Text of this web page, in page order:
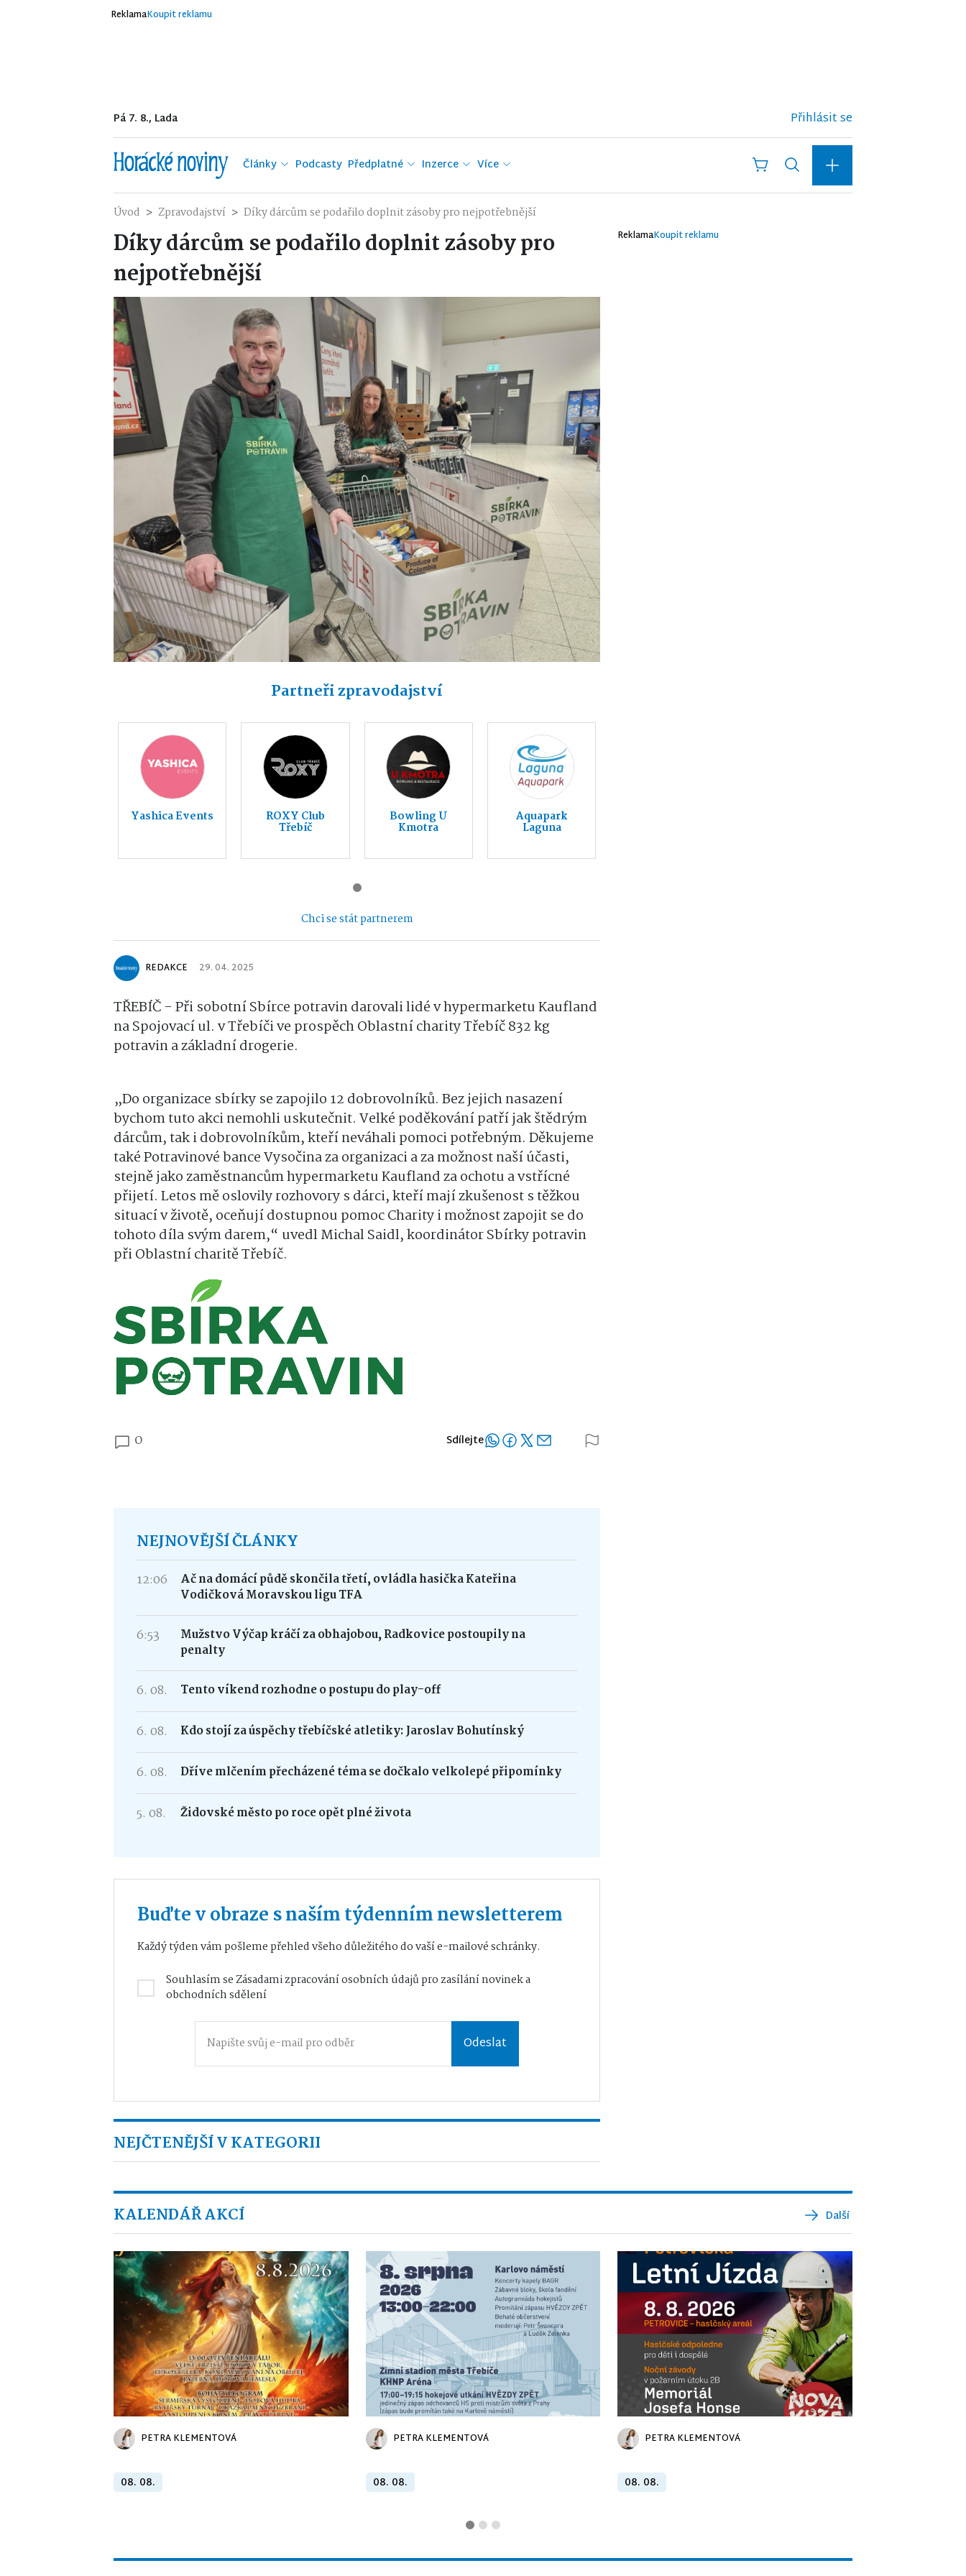
ReklamaKoupit reklamu
Pá 7. 8., Lada Přihlásit se
Články Podcasty Předplatné Inzerce Více
Úvod Zpravodajství Díky dárcům se podařilo doplnit zásoby pro nejpotřebnější
Díky dárcům se podařilo doplnit zásoby pro
nejpotřebnější
Partneři zpravodajství
Yashica Events ROXY Club
Třebíč
Bowling U
Kmotra
Aquapark
Laguna
Chci se stát partnerem
REDAKCE 29. 04. 2025
TŘEBÍČ - Při sobotní Sbírce potravin darovali lidé v hypermarketu Kaufland
na Spojovací ul. v Třebíči ve prospěch Oblastní charity Třebíč 832 kg
potravin a základní drogerie.
„Do organizace sbírky se zapojilo 12 dobrovolníků. Bez jejich nasazení
bychom tuto akci nemohli uskutečnit. Velké poděkování patří jak štědrým
dárcům, tak i dobrovolníkům, kteří neváhali pomoci potřebným. Děkujeme
také Potravinové bance Vysočina za organizaci a za možnost naší účasti,
stejně jako zaměstnancům hypermarketu Kaufland za ochotu a vstřícné
přijetí. Letos mě oslovily rozhovory s dárci, kteří mají zkušenost s těžkou
situací v životě, oceňují dostupnou pomoc Charity i možnost zapojit se do
tohoto díla svým darem,“ uvedl Michal Saidl, koordinátor Sbírky potravin
při Oblastní charitě Třebíč.
0 Sdílejte
NEJNOVĚJŠÍ ČLÁNKY
12:06
Ač na domácí půdě skončila třetí, ovládla hasička Kateřina
Vodičková Moravskou ligu TFA
6:53
Mužstvo Výčap kráčí za obhajobou, Radkovice postoupily na
penalty
6. 08. Tento víkend rozhodne o postupu do play-off
6. 08. Kdo stojí za úspěchy třebíčské atletiky: Jaroslav Bohutínský
6. 08. Dříve mlčením přecházené téma se dočkalo velkolepé připomínky
5. 08. Židovské město po roce opět plné života
Buďte v obraze s naším týdenním newsletterem
Každý týden vám pošleme přehled všeho důležitého do vaší e-mailové schránky.
Souhlasím seZásadami zpracování osobních údajůpro zasílání novinek a
obchodních sdělení
Odeslat
NEJČTENĚJŠÍ V KATEGORII
ReklamaKoupit reklamu
KALENDÁŘ AKCÍ Další
PETRA KLEMENTOVÁ
08. 08.
PETRA KLEMENTOVÁ
08. 08.
PETRA KLEMENTOVÁ
08. 08.